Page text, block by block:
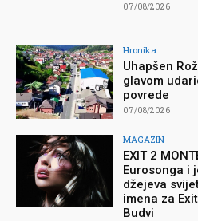
07/08/2026
Hronika
Uhapšen
glavom
povrede
07/08/2026
MAGAZIN
EXIT 2
Eurosonga i
džejeva
imena za
Budvi